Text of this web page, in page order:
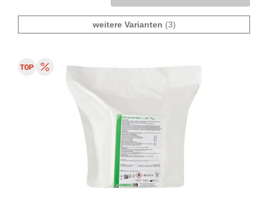
weitere Varianten (3)